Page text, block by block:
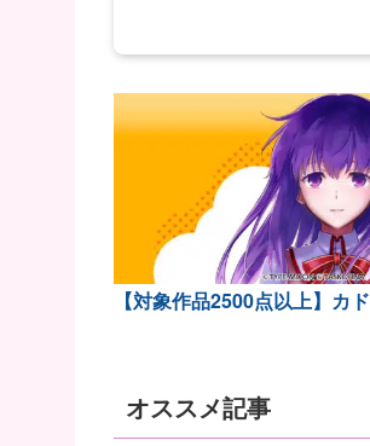
【対象作品2500点以上】カ
オススメ記事